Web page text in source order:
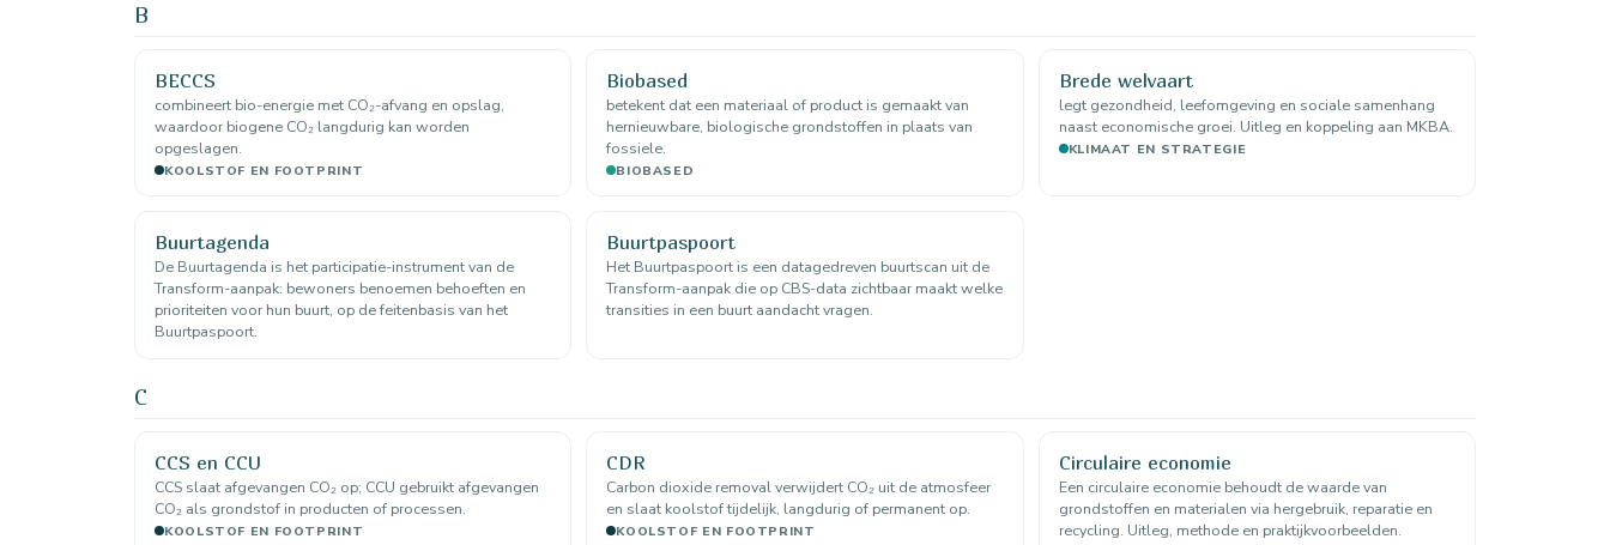
B
BECCS
combineert bio-energie met CO₂-afvang en opslag,
waardoor biogene CO₂ langdurig kan worden
opgeslagen.
KOOLSTOF EN FOOTPRINT
Biobased
betekent dat een materiaal of product is gemaakt van
hernieuwbare, biologische grondstoffen in plaats van
fossiele.
BIOBASED
Brede welvaart
legt gezondheid, leefomgeving en sociale samenhang
naast economische groei. Uitleg en koppeling aan MKBA.
KLIMAAT EN STRATEGIE
Buurtagenda
De Buurtagenda is het participatie-instrument van de
Transform-aanpak: bewoners benoemen behoeften en
prioriteiten voor hun buurt, op de feitenbasis van het
Buurtpaspoort.
Buurtpaspoort
Het Buurtpaspoort is een datagedreven buurtscan uit de
Transform-aanpak die op CBS-data zichtbaar maakt welke
transities in een buurt aandacht vragen.
C
CCS en CCU
CCS slaat afgevangen CO₂ op; CCU gebruikt afgevangen
CO₂ als grondstof in producten of processen.
KOOLSTOF EN FOOTPRINT
CDR
Carbon dioxide removal verwijdert CO₂ uit de atmosfeer
en slaat koolstof tijdelijk, langdurig of permanent op.
KOOLSTOF EN FOOTPRINT
Circulaire economie
Een circulaire economie behoudt de waarde van
grondstoffen en materialen via hergebruik, reparatie en
recycling. Uitleg, methode en praktijkvoorbeelden.